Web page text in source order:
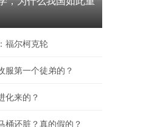
美国一抓人就跪？委内瑞拉
看不下去
福尔柯克轮
服第一个徒弟的？
化来的？
桶还脏？真的假的？